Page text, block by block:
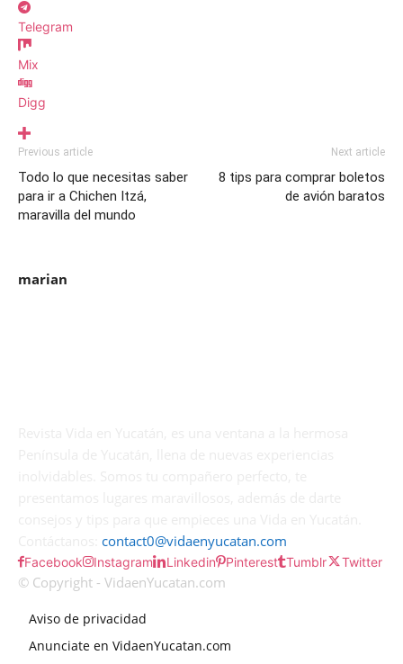
Telegram
Mix
Digg
Previous article
Todo lo que necesitas saber
para ir a Chichen Itzá,
maravilla del mundo
Next article
8 tips para comprar boletos
de avión baratos
marian
contact0@vidaenyucatan.com
Facebook Instagram Linkedin Pinterest Tumblr Twitter
© Copyright - VidaenYucatan.com
Aviso de privacidad
Anunciate en VidaenYucatan.com